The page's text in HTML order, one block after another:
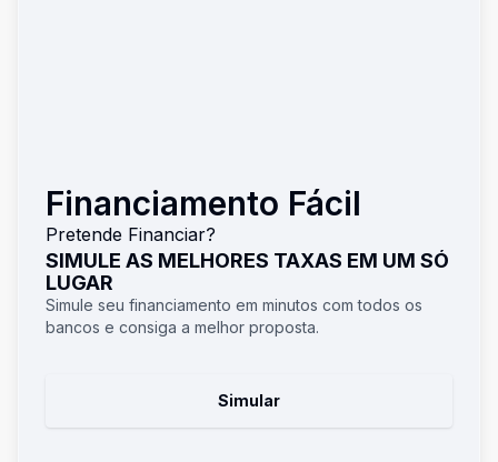
Financiamento Fácil
Pretende Financiar?
SIMULE AS MELHORES TAXAS EM UM SÓ
LUGAR
Simule seu financiamento em minutos com todos os
bancos e consiga a melhor proposta.
Simular